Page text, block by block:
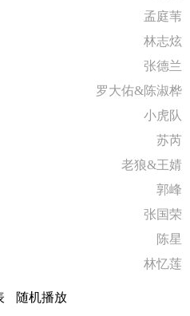
孟庭苇
林志炫
张德兰
罗大佑&陈淑桦
小虎队
苏芮
老狼&王婧
郭峰
张国荣
陈星
林忆莲
随机播放